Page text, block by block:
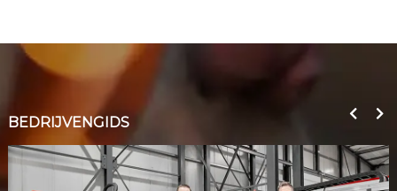
BEDRIJVENGIDS